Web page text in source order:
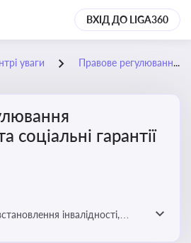
ВХІД ДО LIGA360
уваги Правове регулювання інвалідності та соціальні гарантії
соціальні гарантії
інвалідності,